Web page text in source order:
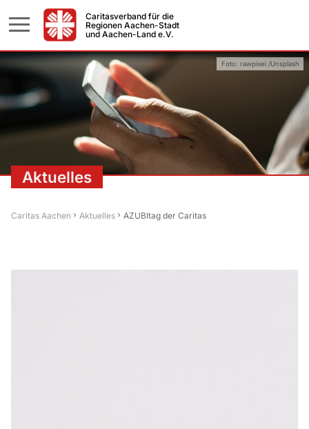
Caritasverband für die
Regionen Aachen-Stadt
und Aachen-Land e.V.
Aktuelles
Foto: rawpixel /Unsplash
Caritas Aachen Aktuelles AZUBItag der Caritas